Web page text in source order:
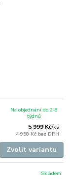
5 999 Kč/ks
4 958 Kč bez DPH
Na objednání do 2-8
týdnů
Zvolit variantu
Skladem